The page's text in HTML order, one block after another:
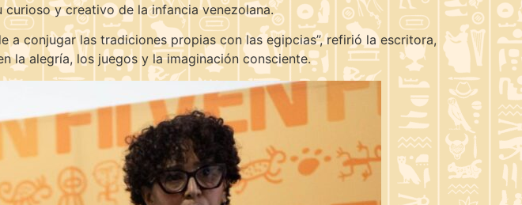
y creativo de la infancia venezolana.
a conjugar las tradiciones propias con las egipcias”, refirió la escritora,
la alegría, los juegos y la imaginación consciente.